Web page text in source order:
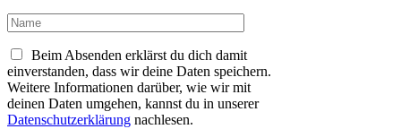
Name
Beim Absenden erklärst du dich damit
einverstanden, dass wir deine Daten speichern.
Weitere Informationen darüber, wie wir mit
deinen Daten umgehen, kannst du in unserer
Datenschutzerklärung nachlesen.